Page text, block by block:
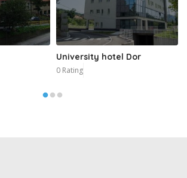
University hotel Dor
0 Rating